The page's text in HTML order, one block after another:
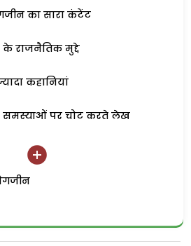
का सारा कंटेंट
राजनैतिक मुद्दे
कहानियां
समस्याओं पर चोट करते लेख